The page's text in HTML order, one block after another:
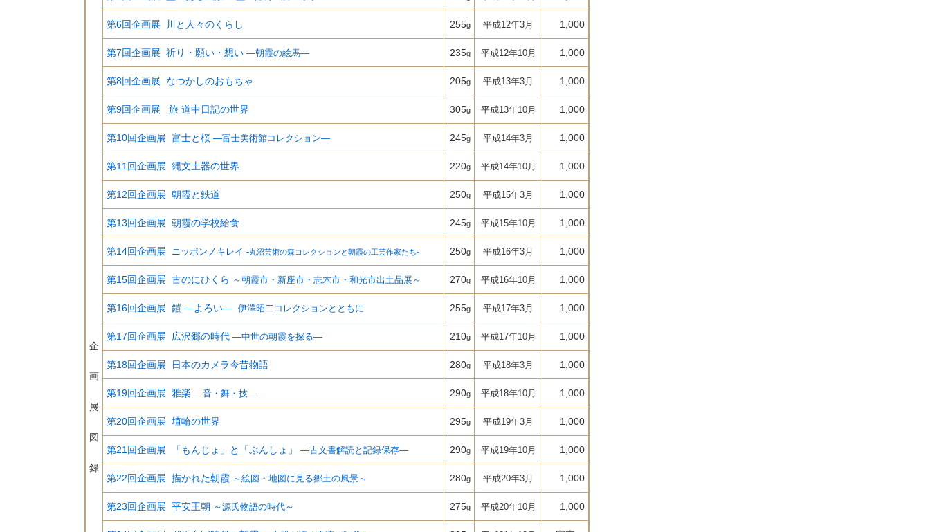
企
画
展
図
録
第6回企画展 川と人々のくらし 255g 平成12年3月 1,000
第7回企画展 祈り・願い・想い ―朝霞の絵馬― 235g 平成12年10月 1,000
第8回企画展 なつかしのおもちゃ 205g 平成13年3月 1,000
第9回企画展 旅 道中日記の世界 305g 平成13年10月 1,000
第10回企画展 富士と桜 ―富士美術館コレクション― 245g 平成14年3月 1,000
第11回企画展 縄文土器の世界 220g 平成14年10月 1,000
第12回企画展 朝霞と鉄道 250g 平成15年3月 1,000
第13回企画展 朝霞の学校給食 245g 平成15年10月 1,000
第14回企画展 ニッポンノキレイ -丸沼芸術の森コレクションと朝霞の工芸作家たち- 250g 平成16年3月 1,000
第15回企画展 古のにひくら ～朝霞市・新座市・志木市・和光市出土品展～ 270g 平成16年10月 1,000
第16回企画展 鎧 ―よろい― 伊澤昭二コレクションとともに 255g 平成17年3月 1,000
第17回企画展 広沢郷の時代 ―中世の朝霞を探る― 210g 平成17年10月 1,000
第18回企画展 日本のカメラ今昔物語 280g 平成18年3月 1,000
第19回企画展 雅楽 ―音・舞・技― 290g 平成18年10月 1,000
第20回企画展 埴輪の世界 295g 平成19年3月 1,000
第21回企画展 「もんじょ」と「ぶんしょ」 ―古文書解読と記録保存― 290g 平成19年10月 1,000
第22回企画展 描かれた朝霞 ～絵図・地図に見る郷土の風景～ 280g 平成20年3月 1,000
第23回企画展 平安王朝 ～源氏物語の時代～ 275g 平成20年10月 1,000